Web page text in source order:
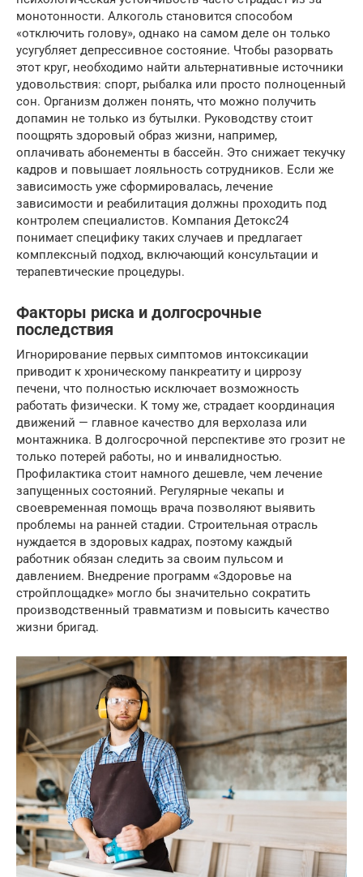
монотонности. Алкоголь становится способом
«отключить голову», однако на самом деле он только
усугубляет депрессивное состояние. Чтобы разорвать
этот круг, необходимо найти альтернативные источники
удовольствия: спорт, рыбалка или просто полноценный
сон. Организм должен понять, что можно получить
допамин не только из бутылки. Руководству стоит
поощрять здоровый образ жизни, например,
оплачивать абонементы в бассейн. Это снижает текучку
кадров и повышает лояльность сотрудников. Если же
зависимость уже сформировалась, лечение
зависимости и реабилитация должны проходить под
контролем специалистов. Компания Детокс24
понимает специфику таких случаев и предлагает
комплексный подход, включающий консультации и
терапевтические процедуры.
Факторы риска и долгосрочные
последствия
Игнорирование первых симптомов интоксикации
приводит к хроническому панкреатиту и циррозу
печени, что полностью исключает возможность
работать физически. К тому же, страдает координация
движений — главное качество для верхолаза или
монтажника. В долгосрочной перспективе это грозит не
только потерей работы, но и инвалидностью.
Профилактика стоит намного дешевле, чем лечение
запущенных состояний. Регулярные чекапы и
своевременная помощь врача позволяют выявить
проблемы на ранней стадии. Строительная отрасль
нуждается в здоровых кадрах, поэтому каждый
работник обязан следить за своим пульсом и
давлением. Внедрение программ «Здоровье на
стройплощадке» могло бы значительно сократить
производственный травматизм и повысить качество
жизни бригад.